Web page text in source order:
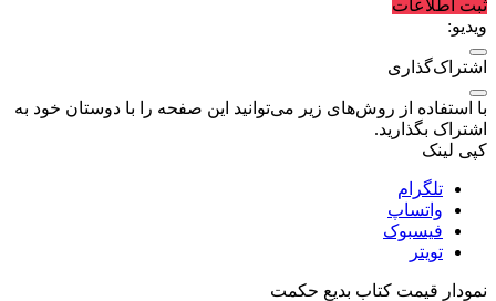
ثبت اطلاعات
ویدیو:
اشتراک‌گذاری
با استفاده از روش‌های زیر می‌توانید این صفحه را با دوستان خود به
اشتراک بگذارید.
کپی لینک
تلگرام
واتساپ
فیسبوک
تویتر
نمودار قیمت کتاب بدیع حکمت